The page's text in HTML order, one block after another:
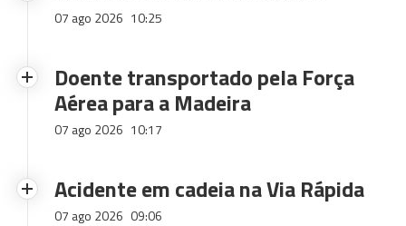
07 ago 2026 10:25
Doente transportado pela Força
Aérea para a Madeira
07 ago 2026 10:17
Acidente em cadeia na Via Rápida
07 ago 2026 09:06